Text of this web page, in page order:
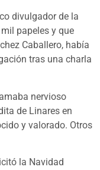
divulgador de la
papeles y que
Caballero, había
tras una charla
nervioso
de Linares en
y valorado. Otros
la Navidad